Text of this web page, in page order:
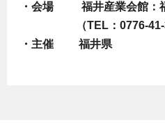
・会場 福井産業会館：
（TEL：0776-41-
・主催 福井県